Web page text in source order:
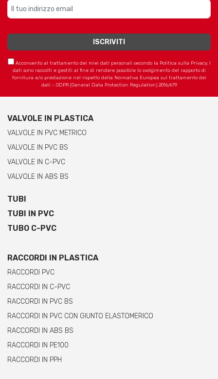
Acconsento al trattamento dei miei dati personali secondo la Politica sulla Privacy. I
dati sono raccolti e gestiti al fine di rendere possibile lo svolgimento del rapporto di
fornitura e/o prestazione nel rispetto della Normativa Europea sul trattamento dei
dati - GDPR (General Data Protection Regulation) 2016/679
VALVOLE IN PLASTICA
VALVOLE IN PVC METRICO
VALVOLE IN PVC BS
VALVOLE IN C-PVC
VALVOLE IN ABS BS
TUBI
TUBI IN PVC
TUBO C-PVC
RACCORDI IN PLASTICA
RACCORDI PVC
RACCORDI IN C-PVC
RACCORDI IN PVC BS
RACCORDI IN PVC CON GIUNTO ELASTOMERICO
RACCORDI IN ABS BS
RACCORDI IN PE100
RACCORDI IN PPH